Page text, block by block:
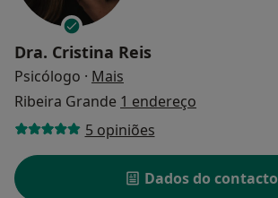
Dra. Cristina Reis
Psicólogo · Mais
Ribeira Grande 1 endereço
5 opiniões
Dados do contacto